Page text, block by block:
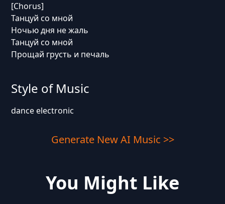
[Chorus]
Танцуй со мной
Ночью дня не жаль
Танцуй со мной
Прощай грусть и печаль
Style of Music
dance electronic
Generate New AI Music >>
You Might Like